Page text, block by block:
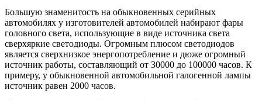
Большую знаменитость на обыкновенных серийных
автомобилях у изготовителей автомобилей набирают фары
головного света, использующие в виде источника света
сверхяркие светодиоды. Огромным плюсом светодиодов
является сверхнизкое энергопотребление и дюже огромный
источник работы, составляющий от 30000 до 100000 часов. К
примеру, у обыкновенной автомобильной галогенной лампы
источник равен 2000 часов.